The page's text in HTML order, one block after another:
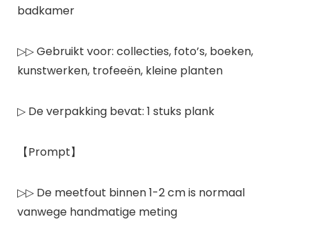
badkamer
▷▷ Gebruikt voor: collecties, foto’s, boeken,
kunstwerken, trofeeën, kleine planten
▷ De verpakking bevat: 1 stuks plank
【Prompt】
▷▷ De meetfout binnen 1-2 cm is normaal
vanwege handmatige meting